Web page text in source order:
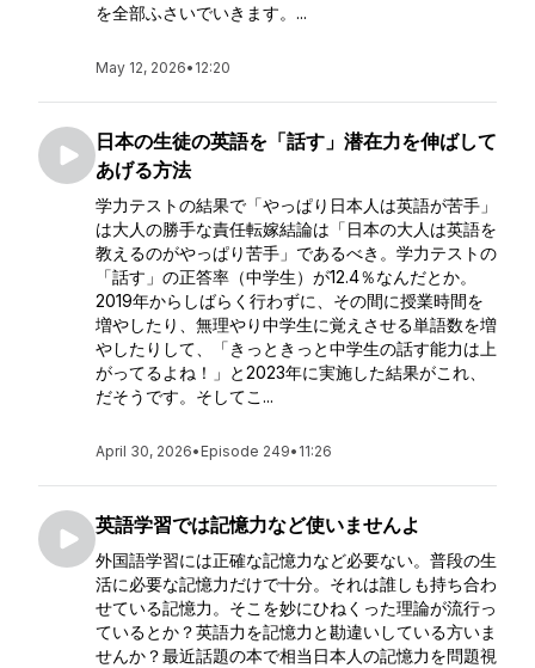
を全部ふさいでいきます。...
May 12, 2026• 12:20
日本の生徒の英語を「話す」潜在力を伸ばして
あげる方法
学力テストの結果で「やっぱり日本人は英語が苦手」
は大人の勝手な責任転嫁結論は「日本の大人は英語を
教えるのがやっぱり苦手」であるべき。学力テストの
「話す」の正答率（中学生）が12.4％なんだとか。
2019年からしばらく行わずに、その間に授業時間を
増やしたり、無理やり中学生に覚えさせる単語数を増
やしたりして、「きっときっと中学生の話す能力は上
がってるよね！」と2023年に実施した結果がこれ、
だそうです。そしてこ...
April 30, 2026• Episode 249• 11:26
英語学習では記憶力など使いませんよ
外国語学習には正確な記憶力など必要ない。普段の生
活に必要な記憶力だけで十分。それは誰しも持ち合わ
せている記憶力。そこを妙にひねくった理論が流行っ
ているとか？英語力を記憶力と勘違いしている方いま
せんか？最近話題の本で相当日本人の記憶力を問題視